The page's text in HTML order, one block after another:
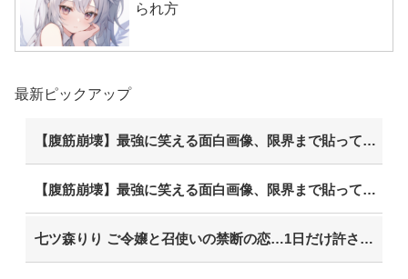
られ方
最新ピックアップ
【腹筋崩壊】最強に笑える面白画像、限界まで貼っていけｗｗｗ
【腹筋崩壊】最強に笑える面白画像、限界まで貼っていけｗｗｗ
七ツ森りり ご令嬢と召使いの禁断の恋…1日だけ許された夫婦としての時間をひたすら愛し合う。